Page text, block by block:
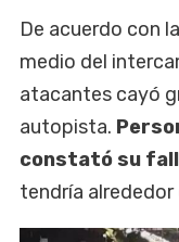
De acuerdo con
medio del
atacantes cayó
autopista.
constató su
tendría alrededor